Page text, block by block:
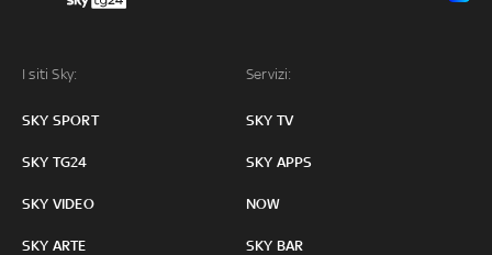
I siti Sky:
SKY SPORT
SKY TG24
SKY VIDEO
SKY ARTE
Servizi:
SKY TV
SKY APPS
NOW
SKY BAR